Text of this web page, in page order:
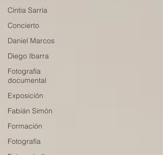
Cintia Sarría
Concierto
Daniel Marcos
Diego Ibarra
Fotografía
documental
Exposición
Fabián Simón
Formación
Fotografía